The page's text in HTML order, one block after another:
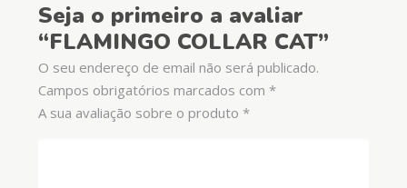
Seja o primeiro a avaliar
“FLAMINGO COLLAR CAT”
O seu endereço de email não será publicado.
Campos obrigatórios marcados com *
A sua avaliação sobre o produto *